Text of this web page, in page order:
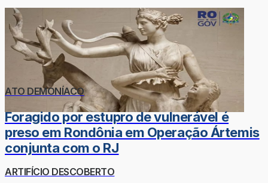
ATO DEMONÍACO
Foragido por estupro de vulnerável é
preso em Rondônia em Operação Ártemis
conjunta com o RJ
ARTIFÍCIO DESCOBERTO